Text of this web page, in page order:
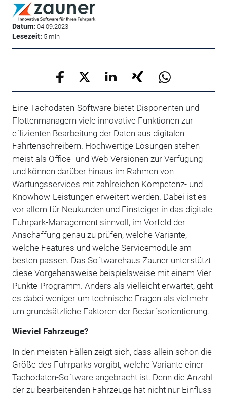
Datum: 04.09.2023
Lesezeit: 5 min
Eine Tachodaten-Software bietet Disponenten und
Flottenmanagern viele innovative Funktionen zur
effizienten Bearbeitung der Daten aus digitalen
Fahrtenschreibern. Hochwertige Lösungen stehen
meist als Office- und Web-Versionen zur Verfügung
und können darüber hinaus im Rahmen von
Wartungsservices mit zahlreichen Kompetenz- und
Knowhow-Leistungen erweitert werden. Dabei ist es
vor allem für Neukunden und Einsteiger in das digitale
Fuhrpark-Management sinnvoll, im Vorfeld der
Anschaffung genau zu prüfen, welche Variante,
welche Features und welche Servicemodule am
besten passen. Das Softwarehaus Zauner unterstützt
diese Vorgehensweise beispielsweise mit einem Vier-
Punkte-Programm. Anders als vielleicht erwartet, geht
es dabei weniger um technische Fragen als vielmehr
um grundsätzliche Faktoren der Bedarfsorientierung.
Wieviel Fahrzeuge?
In den meisten Fällen zeigt sich, dass allein schon die
Größe des Fuhrparks vorgibt, welche Variante einer
Tachodaten-Software angebracht ist. Denn die Anzahl
der zu bearbeitenden Fahrzeuge hat nicht nur Einfluss